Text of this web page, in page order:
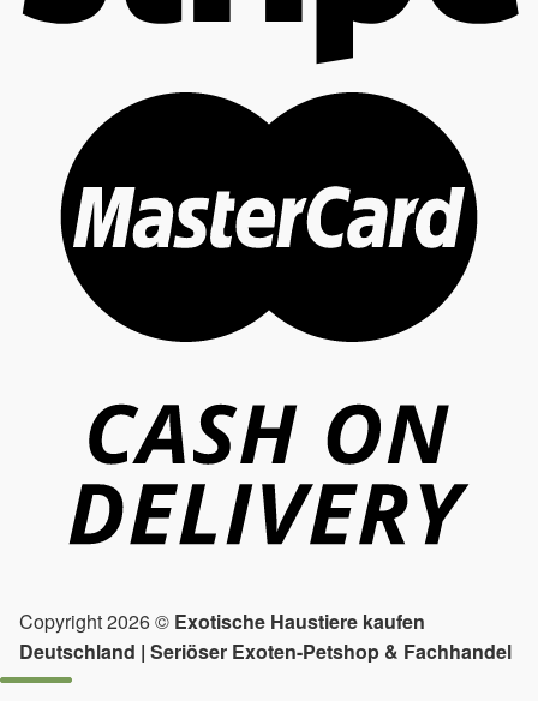
Copyright 2026 © Exotische Haustiere kaufen
Deutschland | Seriöser Exoten-Petshop & Fachhandel